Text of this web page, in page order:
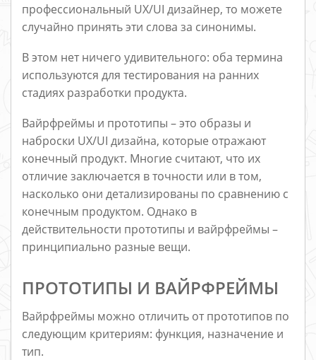
профессиональный UX/UI дизайнер, то можете
случайно принять эти слова за синонимы.
В этом нет ничего удивительного: оба термина
используются для тестирования на ранних
стадиях разработки продукта.
Вайрфреймы и прототипы – это образы и
наброски UX/UI дизайна, которые отражают
конечный продукт. Многие считают, что их
отличие заключается в точности или в том,
насколько они детализированы по сравнению с
конечным продуктом. Однако в
действительности прототипы и вайрфреймы –
принципиально разные вещи.
ПРОТОТИПЫ И ВАЙРФРЕЙМЫ
Вайрфреймы можно отличить от прототипов по
следующим критериям: функция, назначение и
тип.